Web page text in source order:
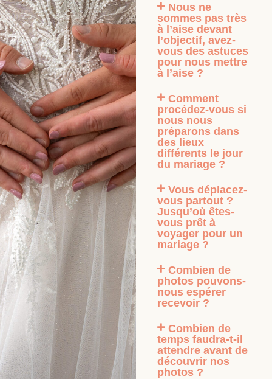
Nous ne
sommes pas très
à l’aise devant
l’objectif, avez-
vous des astuces
pour nous mettre
à l’aise ?
Comment
procédez-vous si
nous nous
préparons dans
des lieux
différents le jour
du mariage ?
Vous déplacez-
vous partout ?
Jusqu’où êtes-
vous prêt à
voyager pour un
mariage ?
Combien de
photos pouvons-
nous espérer
recevoir ?
Combien de
temps faudra-t-il
attendre avant de
découvrir nos
photos ?